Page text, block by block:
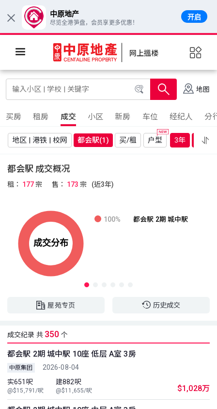
网上搵楼
地图
买房 租房 成交 小区 新房 车位 经纪人 分
地区 | 港铁 | 校网 都会駅(1) 买/租 户型 3年 更多
都会駅 成交概况
租： 177 宗 售： 173 宗 (近3年)
100% 都会駅 2期 城中駅
屋苑专页 历史成交
成交纪录 共 350 个
都会駅 2期 城中駅 10座 低层 A室 3房
中原集团
2026-08-04
实651呎
@$15,791/呎
建882呎
@$11,655/呎 $1,028万
× 中原地产
尽览全港笋盘，会员享更多优惠！
开启